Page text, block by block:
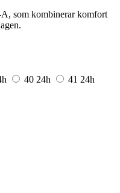
som kombinerar komfort
40 24h 41 24h